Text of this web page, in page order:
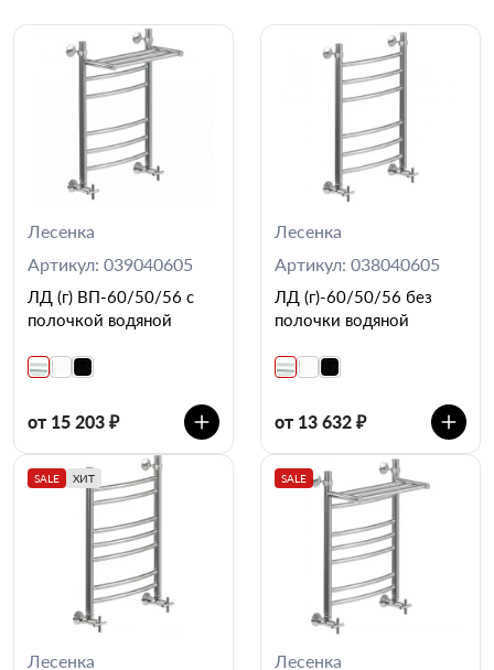
Лесенка
Артикул: 039040605
ЛД (г) ВП-60/50/56 с
полочкой водяной
от 15 203 ₽
Лесенка
Артикул: 038040605
ЛД (г)-60/50/56 без
полочки водяной
от 13 632 ₽
SALE ХИТ
Лесенка
SALE
Лесенка